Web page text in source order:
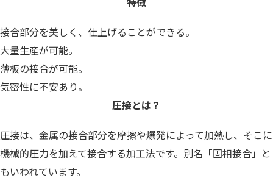
接合部分を美しく、仕上げることができる。
大量生産が可能。
薄板の接合が可能。
気密性に不安あり。
圧接とは？
圧接は、金属の接合部分を摩擦や爆発によって加熱し、そこに
機械的圧力を加えて接合する加工法です。別名「固相接合」と
もいわれています。